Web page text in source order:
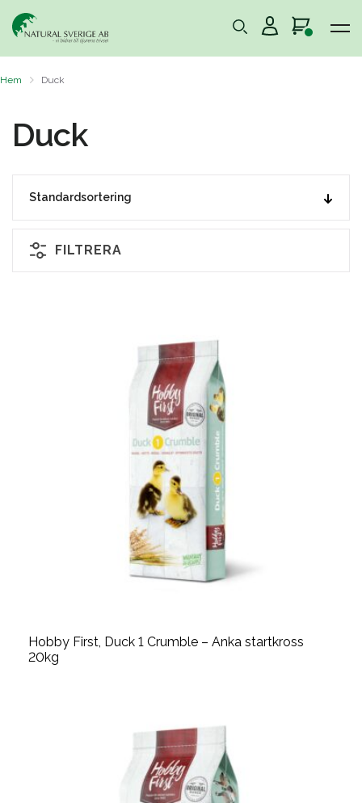
Hem Duck
Duck
FILTRERA
Hobby First, Duck 1 Crumble – Anka startkross
20kg